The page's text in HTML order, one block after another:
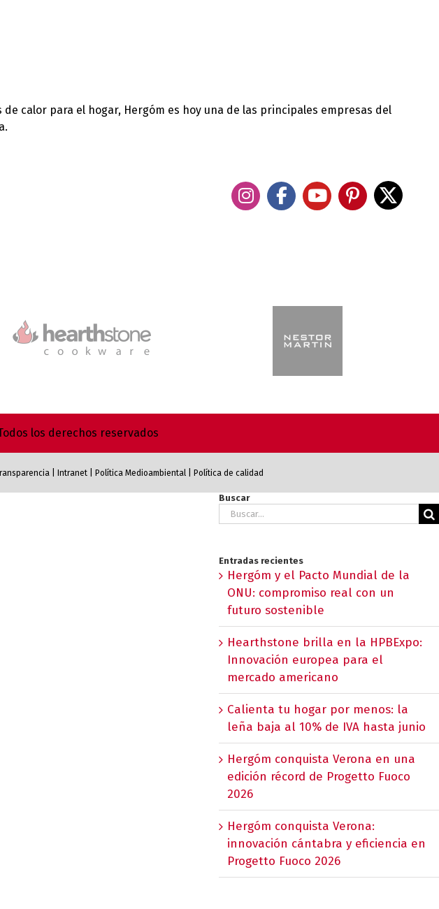
calor para el hogar, Hergóm es hoy una de las principales empresas del
los derechos reservados
Intranet Política Medioambiental Política de calidad
Buscar
Buscar:
Entradas recientes
Hergóm y el Pacto Mundial de la
ONU: compromiso real con un
futuro sostenible
Hearthstone brilla en la HPBExpo:
Innovación europea para el
mercado americano
Calienta tu hogar por menos: la
leña baja al 10% de IVA hasta junio
Hergóm conquista Verona en una
edición récord de Progetto Fuoco
2026
Hergóm conquista Verona:
innovación cántabra y eficiencia en
Progetto Fuoco 2026